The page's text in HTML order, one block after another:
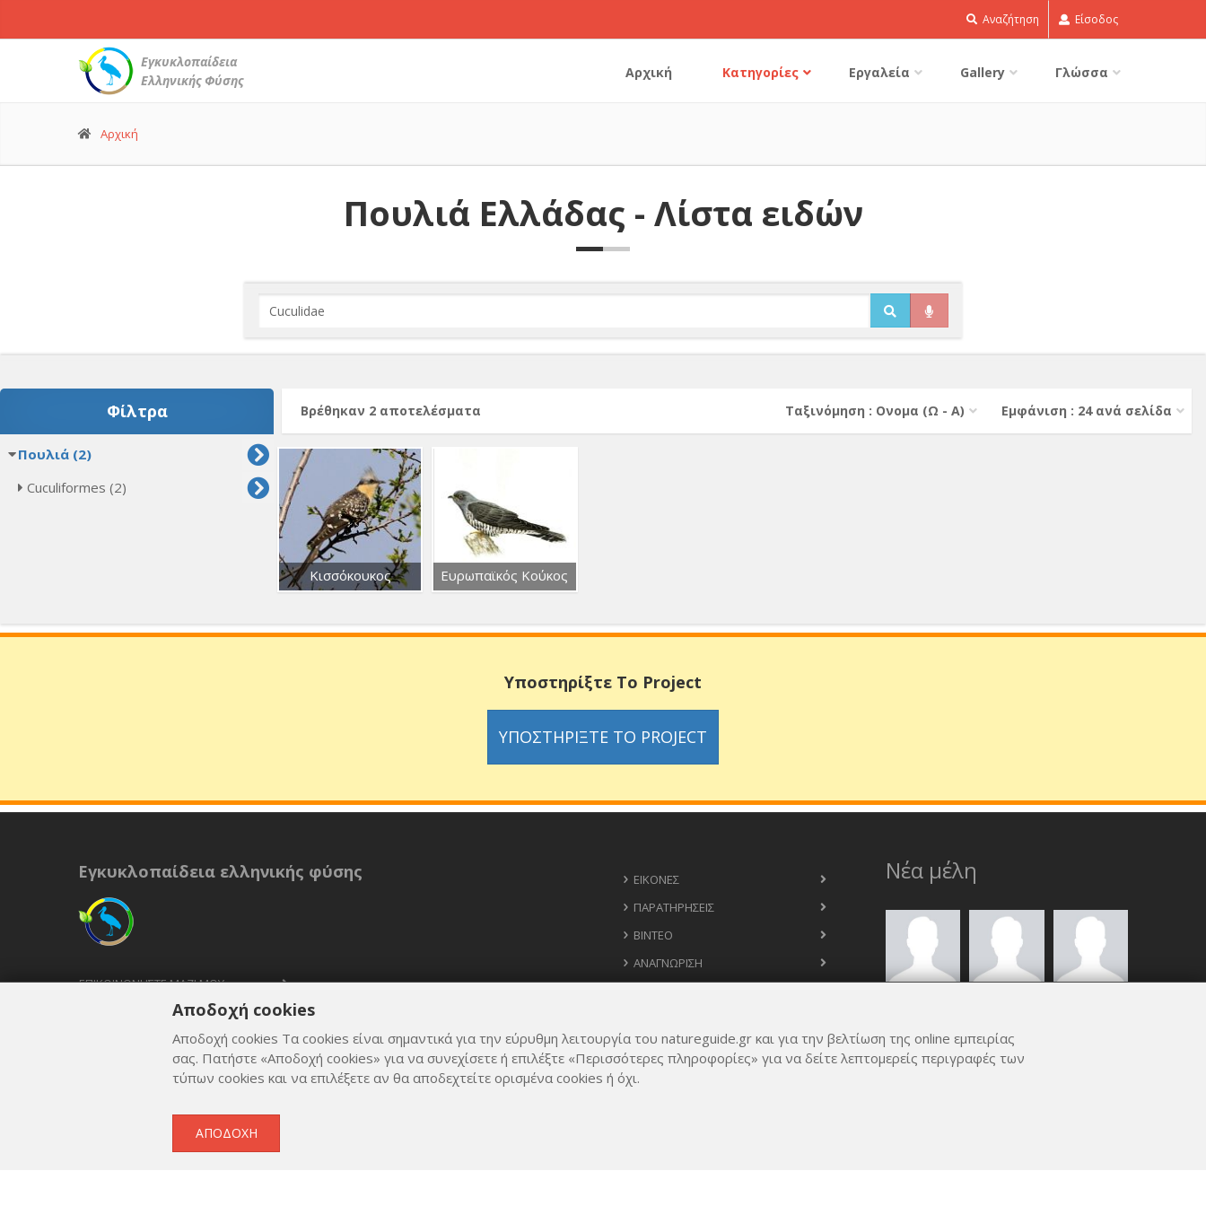
Αναζήτηση Είσοδος
Εγκυκλοπαίδεια
Ελληνικής Φύσης
Αρχική Κατηγορίες Εργαλεία Gallery Γλώσσα
Αρχική
Πουλιά Ελλάδας - Λίστα ειδών
Φίλτρα
Πουλιά (2)
Cuculiformes (2)
Βρέθηκαν 2 αποτελέσματα Εμφάνιση : 24 ανά σελίδα
Тαξινόμηση : Ονομα (Ω - Α)
Κισσόκουκος Ευρωπαϊκός Κούκος
Υποστηρίξτε Το Project
ΥΠΟΣΤΗΡΊΞΤΕ ΤΟ PROJECT
Εγκυκλοπαίδεια ελληνικής φύσης
ΕΠΙΚΟΙΝΩΝΉΣΤΕ ΜΑΖΊ ΜΟΥ
ΟΡΟΙ ΚΑΙ ΠΡΟΫΠΟΘΈΣΕΙΣ
ΠΟΛΙΤΙΚΉ ΑΠΟΡΡΉΤΟΥ
ΕΙΚΌΝΕΣ
ΠΑΡΑΤΗΡΉΣΕΙΣ
ΒΊΝΤΕΟ
ΑΝΑΓΝΏΡΙΣΗ
ΙΔΈΕΣ ΓΙΑ ΕΦΑΡΜΟΓΉ
Νέα μέλη
Αποδοχή cookies
Αποδοχή cookies Τα cookies είναι σημαντικά για την εύρυθμη λειτουργία του natureguide.gr και για την βελτίωση της online εμπειρίας
σας. Πατήστε «Αποδοχή cookies» για να συνεχίσετε ή επιλέξτε «Περισσότερες πληροφορίες» για να δείτε λεπτομερείς περιγραφές των
τύπων cookies και να επιλέξετε αν θα αποδεχτείτε ορισμένα cookies ή όχι.
ΑΠΟΔΟΧΉ